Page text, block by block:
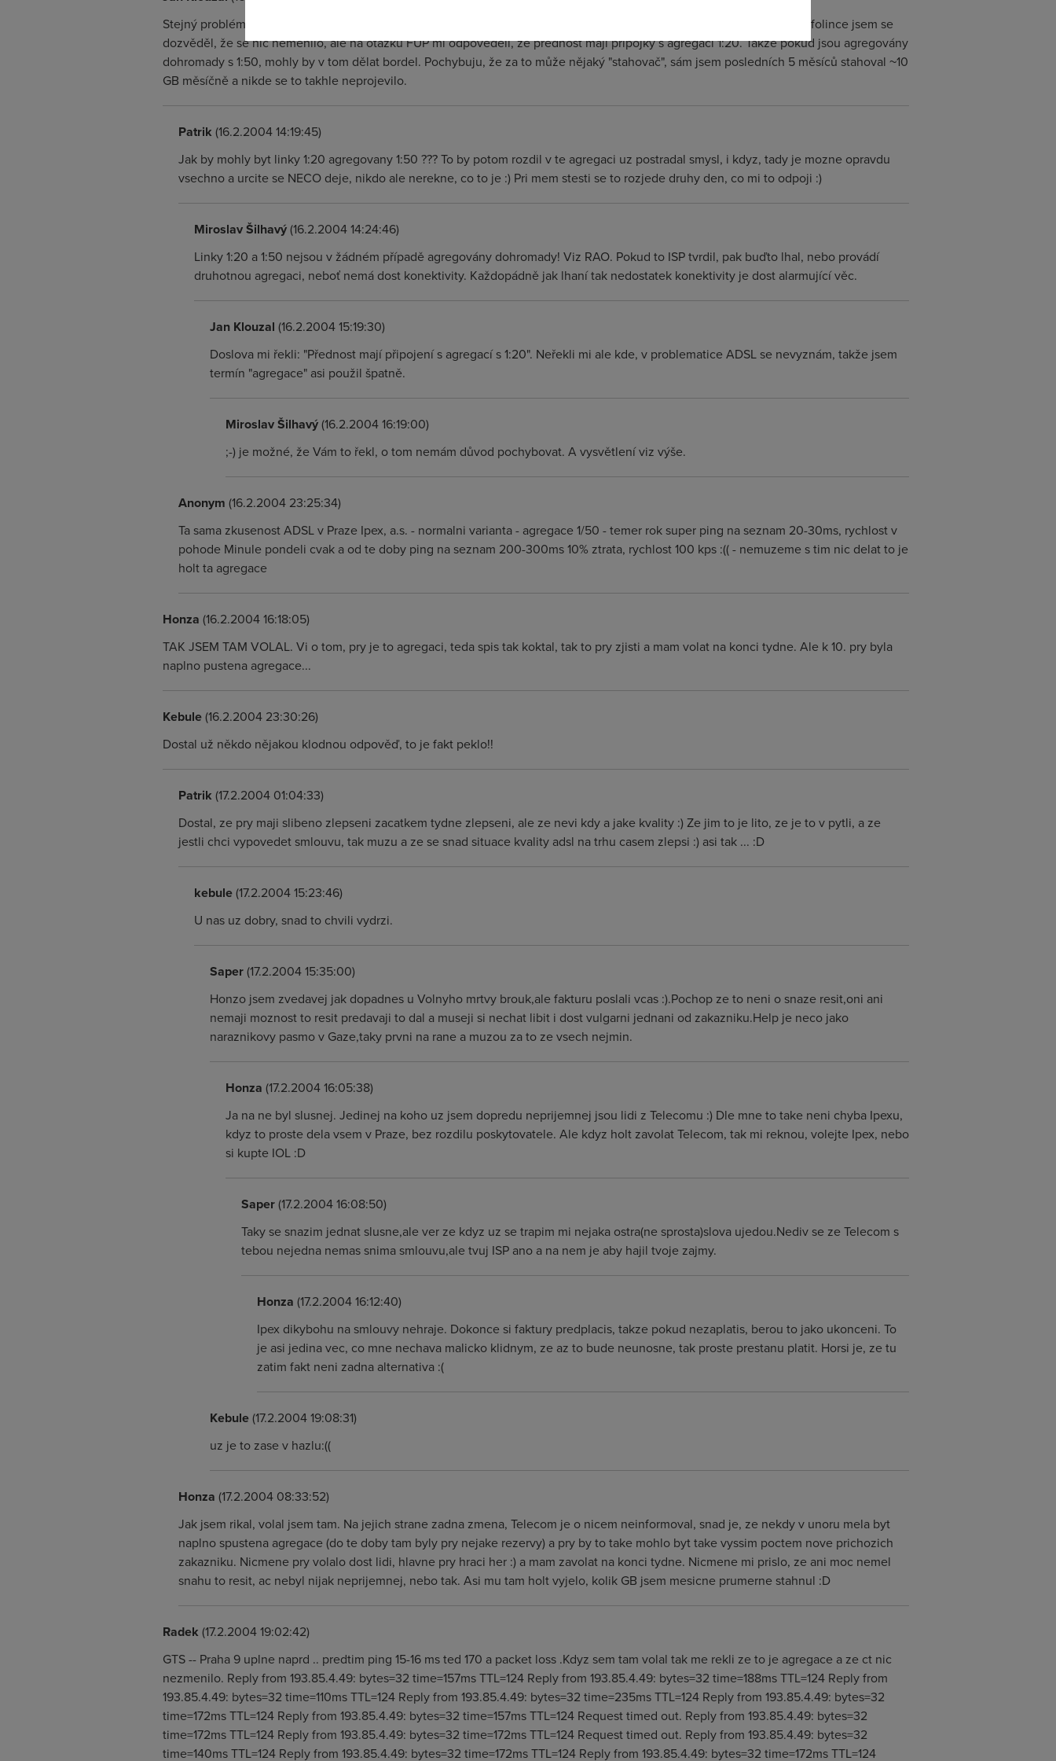
Stejný problém, také od 10.2., Praha, připojení 512/128 1:50. Od včerejška se k tomu navíc přidal packet loss ~ 5%. Na infolince jsem se
dozvěděl, že se nic neměnilo, ale na otázku FUP mi odpověděli, že přednost mají přípojky s agregaci 1:20. Takže pokud jsou agregovány
dohromady s 1:50, mohly by v tom dělat bordel. Pochybuju, že za to může nějaký "stahovač", sám jsem posledních 5 měsíců stahoval ~10
GB měsíčně a nikde se to takhle neprojevilo.
Patrik (16.2.2004 14:19:45)
Jak by mohly byt linky 1:20 agregovany 1:50 ??? To by potom rozdil v te agregaci uz postradal smysl, i kdyz, tady je mozne opravdu
vsechno a urcite se NECO deje, nikdo ale nerekne, co to je :) Pri mem stesti se to rozjede druhy den, co mi to odpoji :)
Miroslav Šilhavý(16.2.2004 14:24:46)
Linky 1:20 a 1:50 nejsou v žádném případě agregovány dohromady! Viz RAO. Pokud to ISP tvrdil, pak buďto lhal, nebo provádí
druhotnou agregaci, neboť nemá dost konektivity. Každopádně jak lhaní tak nedostatek konektivity je dost alarmující věc.
Jan Klouzal (16.2.2004 15:19:30)
Doslova mi řekli: "Přednost mají připojení s agregací s 1:20". Neřekli mi ale kde, v problematice ADSL se nevyznám, takže jsem
termín "agregace" asi použil špatně.
Miroslav Šilhavý(16.2.2004 16:19:00)
;-) je možné, že Vám to řekl, o tom nemám důvod pochybovat. A vysvětlení viz výše.
Anonym (16.2.2004 23:25:34)
Ta sama zkusenost ADSL v Praze Ipex, a.s. - normalni varianta - agregace 1/50 - temer rok super ping na seznam 20-30ms, rychlost v
pohode Minule pondeli cvak a od te doby ping na seznam 200-300ms 10% ztrata, rychlost 100 kps :(( - nemuzeme s tim nic delat to je
holt ta agregace
Honza (16.2.2004 16:18:05)
TAK JSEM TAM VOLAL. Vi o tom, pry je to agregaci, teda spis tak koktal, tak to pry zjisti a mam volat na konci tydne. Ale k 10. pry byla
naplno pustena agregace...
Kebule(16.2.2004 23:30:26)
Dostal už někdo nějakou klodnou odpověď, to je fakt peklo!!
Patrik (17.2.2004 01:04:33)
Dostal, ze pry maji slibeno zlepseni zacatkem tydne zlepseni, ale ze nevi kdy a jake kvality :) Ze jim to je lito, ze je to v pytli, a ze
jestli chci vypovedet smlouvu, tak muzu a ze se snad situace kvality adsl na trhu casem zlepsi :) asi tak ... :D
kebule(17.2.2004 15:23:46)
U nas uz dobry, snad to chvili vydrzi.
Saper(17.2.2004 15:35:00)
Honzo jsem zvedavej jak dopadnes u Volnyho mrtvy brouk,ale fakturu poslali vcas :).Pochop ze to neni o snaze resit,oni ani
nemaji moznost to resit predavaji to dal a museji si nechat libit i dost vulgarni jednani od zakazniku.Help je neco jako
naraznikovy pasmo v Gaze,taky prvni na rane a muzou za to ze vsech nejmin.
Honza (17.2.2004 16:05:38)
Ja na ne byl slusnej. Jedinej na koho uz jsem dopredu neprijemnej jsou lidi z Telecomu :) Dle mne to take neni chyba Ipexu,
kdyz to proste dela vsem v Praze, bez rozdilu poskytovatele. Ale kdyz holt zavolat Telecom, tak mi reknou, volejte Ipex, nebo
si kupte IOL :D
Saper(17.2.2004 16:08:50)
Taky se snazim jednat slusne,ale ver ze kdyz uz se trapim mi nejaka ostra(ne sprosta)slova ujedou.Nediv se ze Telecom s
tebou nejedna nemas snima smlouvu,ale tvuj ISP ano a na nem je aby hajil tvoje zajmy.
Honza (17.2.2004 16:12:40)
Ipex dikybohu na smlouvy nehraje. Dokonce si faktury predplacis, takze pokud nezaplatis, berou to jako ukonceni. To
je asi jedina vec, co mne nechava malicko klidnym, ze az to bude neunosne, tak proste prestanu platit. Horsi je, ze tu
zatim fakt neni zadna alternativa :(
Kebule(17.2.2004 19:08:31)
uz je to zase v hazlu:((
Honza (17.2.2004 08:33:52)
Jak jsem rikal, volal jsem tam. Na jejich strane zadna zmena, Telecom je o nicem neinformoval, snad je, ze nekdy v unoru mela byt
naplno spustena agregace (do te doby tam byly pry nejake rezervy) a pry by to take mohlo byt take vyssim poctem nove prichozich
zakazniku. Nicmene pry volalo dost lidi, hlavne pry hraci her :) a mam zavolat na konci tydne. Nicmene mi prislo, ze ani moc nemel
snahu to resit, ac nebyl nijak neprijemnej, nebo tak. Asi mu tam holt vyjelo, kolik GB jsem mesicne prumerne stahnul :D
Radek (17.2.2004 19:02:42)
GTS -- Praha 9 uplne naprd .. predtim ping 15-16 ms ted 170 a packet loss .Kdyz sem tam volal tak me rekli ze to je agregace a ze ct nic
nezmenilo. Reply from 193.85.4.49: bytes=32 time=157ms TTL=124 Reply from 193.85.4.49: bytes=32 time=188ms TTL=124 Reply from
193.85.4.49: bytes=32 time=110ms TTL=124 Reply from 193.85.4.49: bytes=32 time=235ms TTL=124 Reply from 193.85.4.49: bytes=32
time=172ms TTL=124 Reply from 193.85.4.49: bytes=32 time=157ms TTL=124 Request timed out. Reply from 193.85.4.49: bytes=32
time=172ms TTL=124 Reply from 193.85.4.49: bytes=32 time=172ms TTL=124 Request timed out. Reply from 193.85.4.49: bytes=32
time=140ms TTL=124 Reply from 193.85.4.49: bytes=32 time=172ms TTL=124 Reply from 193.85.4.49: bytes=32 time=172ms TTL=124